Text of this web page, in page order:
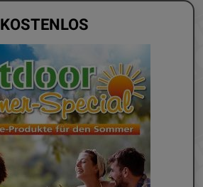
KOSTENLOS